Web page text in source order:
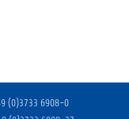
(0)3733 6908-0